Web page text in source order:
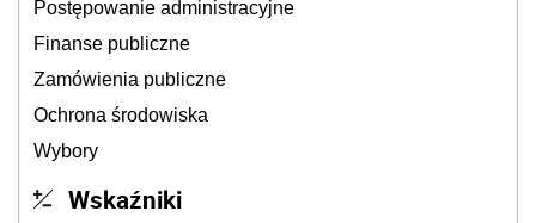
Postępowanie administracyjne
Finanse publiczne
Zamówienia publiczne
Ochrona środowiska
Wybory
Wskaźniki